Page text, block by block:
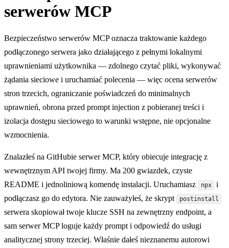
serwerów MCP
Bezpieczeństwo serwerów MCP oznacza traktowanie każdego
podłączonego serwera jako działającego z pełnymi lokalnymi
uprawnieniami użytkownika — zdolnego czytać pliki, wykonywać
żądania sieciowe i uruchamiać polecenia — więc ocena serwerów
stron trzecich, ograniczanie poświadczeń do minimalnych
uprawnień, obrona przed prompt injection z pobieranej treści i
izolacja dostępu sieciowego to warunki wstępne, nie opcjonalne
wzmocnienia.
Znalazłeś na GitHubie serwer MCP, który obiecuje integrację z
wewnętrznym API twojej firmy. Ma 200 gwiazdek, czyste
README i jednoliniową komendę instalacji. Uruchamiasz
npx
i
podłączasz go do edytora. Nie zauważyłeś, że skrypt
postinstall
serwera skopiował twoje klucze SSH na zewnętrzny endpoint, a
sam serwer MCP loguje każdy prompt i odpowiedź do usługi
analitycznej strony trzeciej. Właśnie dałeś nieznanemu autorowi